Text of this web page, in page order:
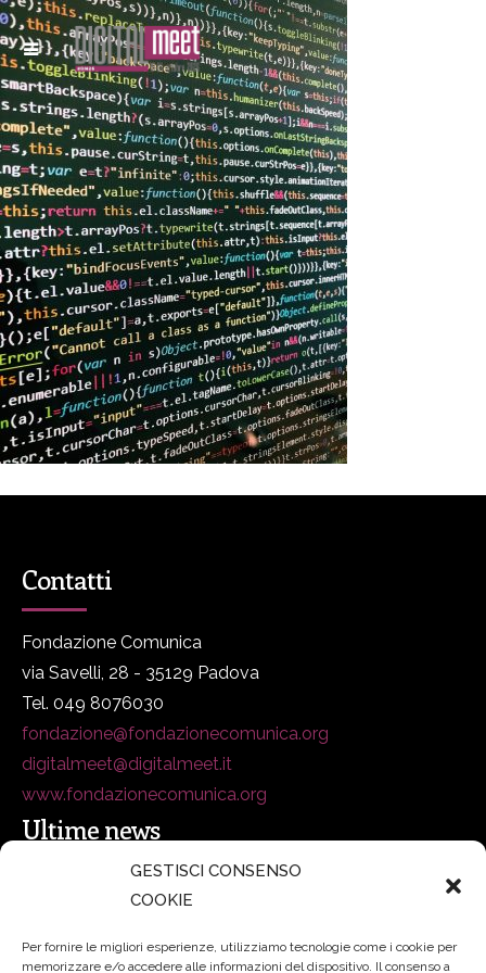
GESTISCI CONSENSO
COOKIE
Per fornire le migliori esperienze, utilizziamo tecnologie come i cookie per
memorizzare e/o accedere alle informazioni del dispositivo. Il consenso a
Contatti
Fondazione Comunica
via Savelli, 28 - 35129 Padova
Tel. 049 8076030
fondazione@fondazionecomunica.org
digitalmeet@digitalmeet.it
www.fondazionecomunica.org
Ultime news
secsolutionforum 2026: è Bologna la nuova capitale